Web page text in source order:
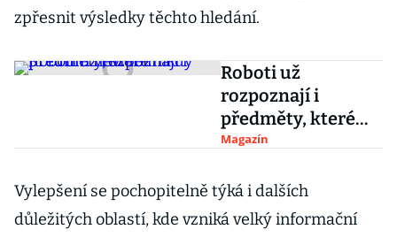
zpřesnit výsledky těchto hledání.
Roboti už
rozpoznají i
předměty, které
nikdy předtím
Magazín
Vylepšení se pochopitelně týká i dalších
důležitých oblastí, kde vzniká velký informační